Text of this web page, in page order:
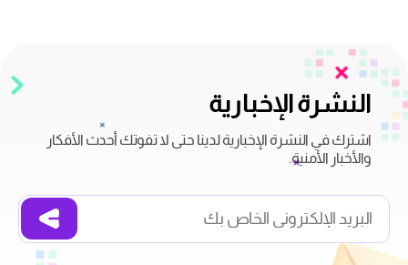
النشرة الإخبارية
اشترك في النشرة الإخبارية لدينا حتى لا تفوتك أحدث الأفكار
والأخبار الأمنية.